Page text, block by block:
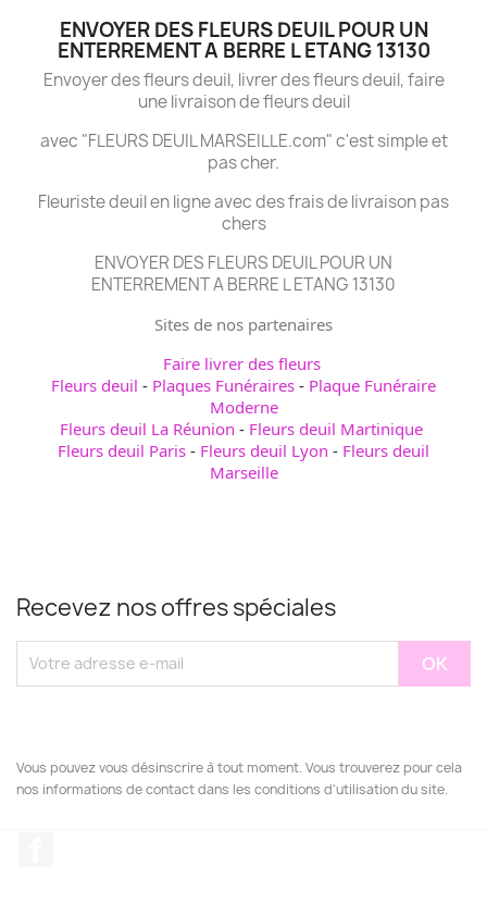
ENVOYER DES FLEURS DEUIL POUR UN
ENTERREMENT A BERRE L ETANG 13130
Envoyer des fleurs deuil, livrer des fleurs deuil, faire
une livraison de fleurs deuil
avec "FLEURS DEUIL MARSEILLE.com" c'est simple et
pas cher.
Fleuriste deuil en ligne avec des frais de livraison pas
chers
ENVOYER DES FLEURS DEUIL POUR UN
ENTERREMENT A BERRE L ETANG 13130
Sites de nos partenaires
Faire livrer des fleurs
Fleurs deuil - Plaques Funéraires - Plaque Funéraire
Moderne
Fleurs deuil La Réunion - Fleurs deuil Martinique
Fleurs deuil Paris - Fleurs deuil Lyon - Fleurs deuil
Marseille
Recevez nos offres spéciales
Vous pouvez vous désinscrire à tout moment. Vous trouverez pour cela
nos informations de contact dans les conditions d'utilisation du site.